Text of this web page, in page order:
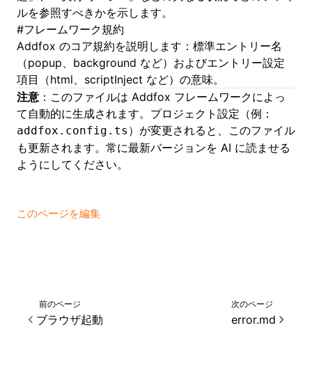
ルを参照すべきかを示します。
#フレームワーク規約
Addfox のコア規約を説明します：標準エントリー名
（popup、background など）およびエントリー設定
項目（html、scriptInject など）の意味。
注意 ：このファイルは Addfox フレームワークによっ
て自動的に生成されます。プロジェクト設定（例：
addfox.config.ts ）が変更されると、このファイル
も更新されます。常に最新バージョンを AI に読ませる
ようにしてください。
このページを編集
前のページ
ブラウザ起動
次のページ
error.md